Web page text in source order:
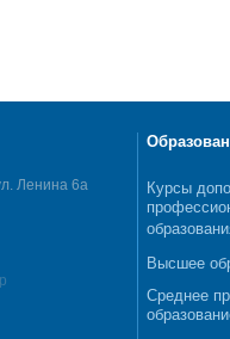
Ленина 6а
Курсы
Высшее
Среднее